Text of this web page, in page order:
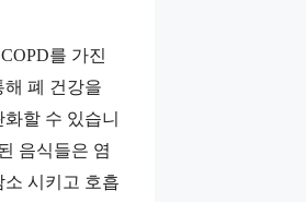
를 가진
해 폐 건강을
할 수 있습니
음식들은 염
시키고 호흡